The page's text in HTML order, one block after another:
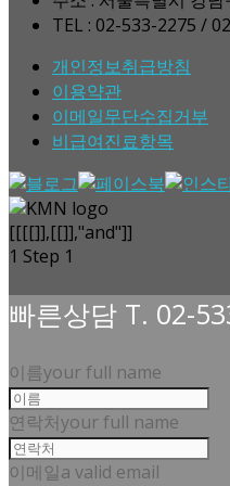
TEL : 02-533-2275 /
개인정보취급방침
이용약관
이메일무단수집거부
비급여진료항목
[[[[]],[[]],"and"]]
1 Step 1
빠른상담 T. 02-
이름your full name
연락처your full name
이메일a valid email